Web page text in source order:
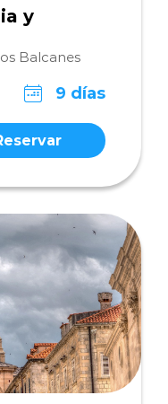
y
Balcanes
9 días